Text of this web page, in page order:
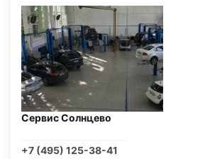
Сервис Солнцево
+7 (495) 125-38-41